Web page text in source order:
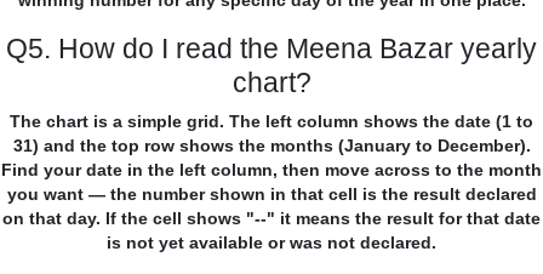
Q5. How do I read the Meena Bazar yearly
chart?
The chart is a simple grid. The left column shows the date (1 to
31) and the top row shows the months (January to December).
Find your date in the left column, then move across to the month
you want — the number shown in that cell is the result declared
on that day. If the cell shows "--" it means the result for that date
is not yet available or was not declared.